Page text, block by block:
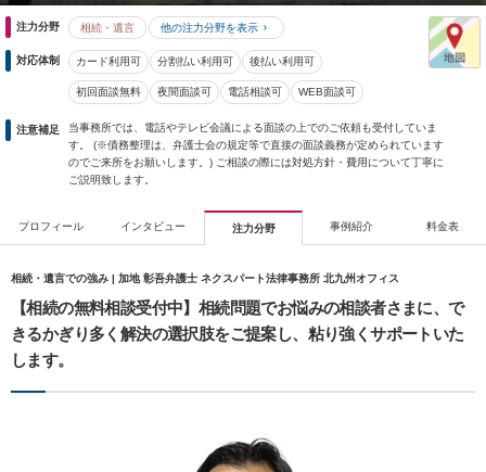
注力分野 相続・遺言 他の注力分野を表示
対応体制 カード利用可 分割払い利用可 後払い利用可
初回面談無料 夜間面談可 電話相談可 WEB面談可
注意補足
当事務所では、電話やテレビ会議による面談の上でのご依頼も受付していま
す。 (※債務整理は、弁護士会の規定等で直接の面談義務が定められています
のでご来所をお願いします。) ご相談の際には対処方針・費用について丁寧に
ご説明致します。
プロフィール インタビュー 注力分野 事例紹介 料金表
相続・遺言での強み | 加地 彰吾弁護士 ネクスパート法律事務所 北九州オフィス
【相続の無料相談受付中】相続問題でお悩みの相談者さまに、で
きるかぎり多く解決の選択肢をご提案し、粘り強くサポートいた
します。